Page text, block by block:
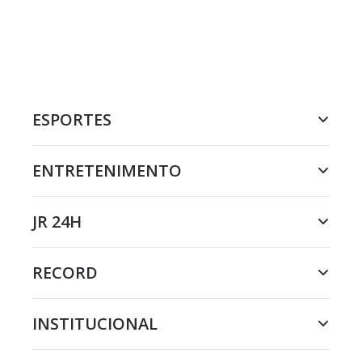
ESPORTES
ENTRETENIMENTO
JR 24H
RECORD
INSTITUCIONAL